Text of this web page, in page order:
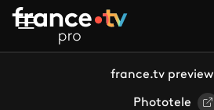
Aller au contenu principal
france.tv preview
Phototele